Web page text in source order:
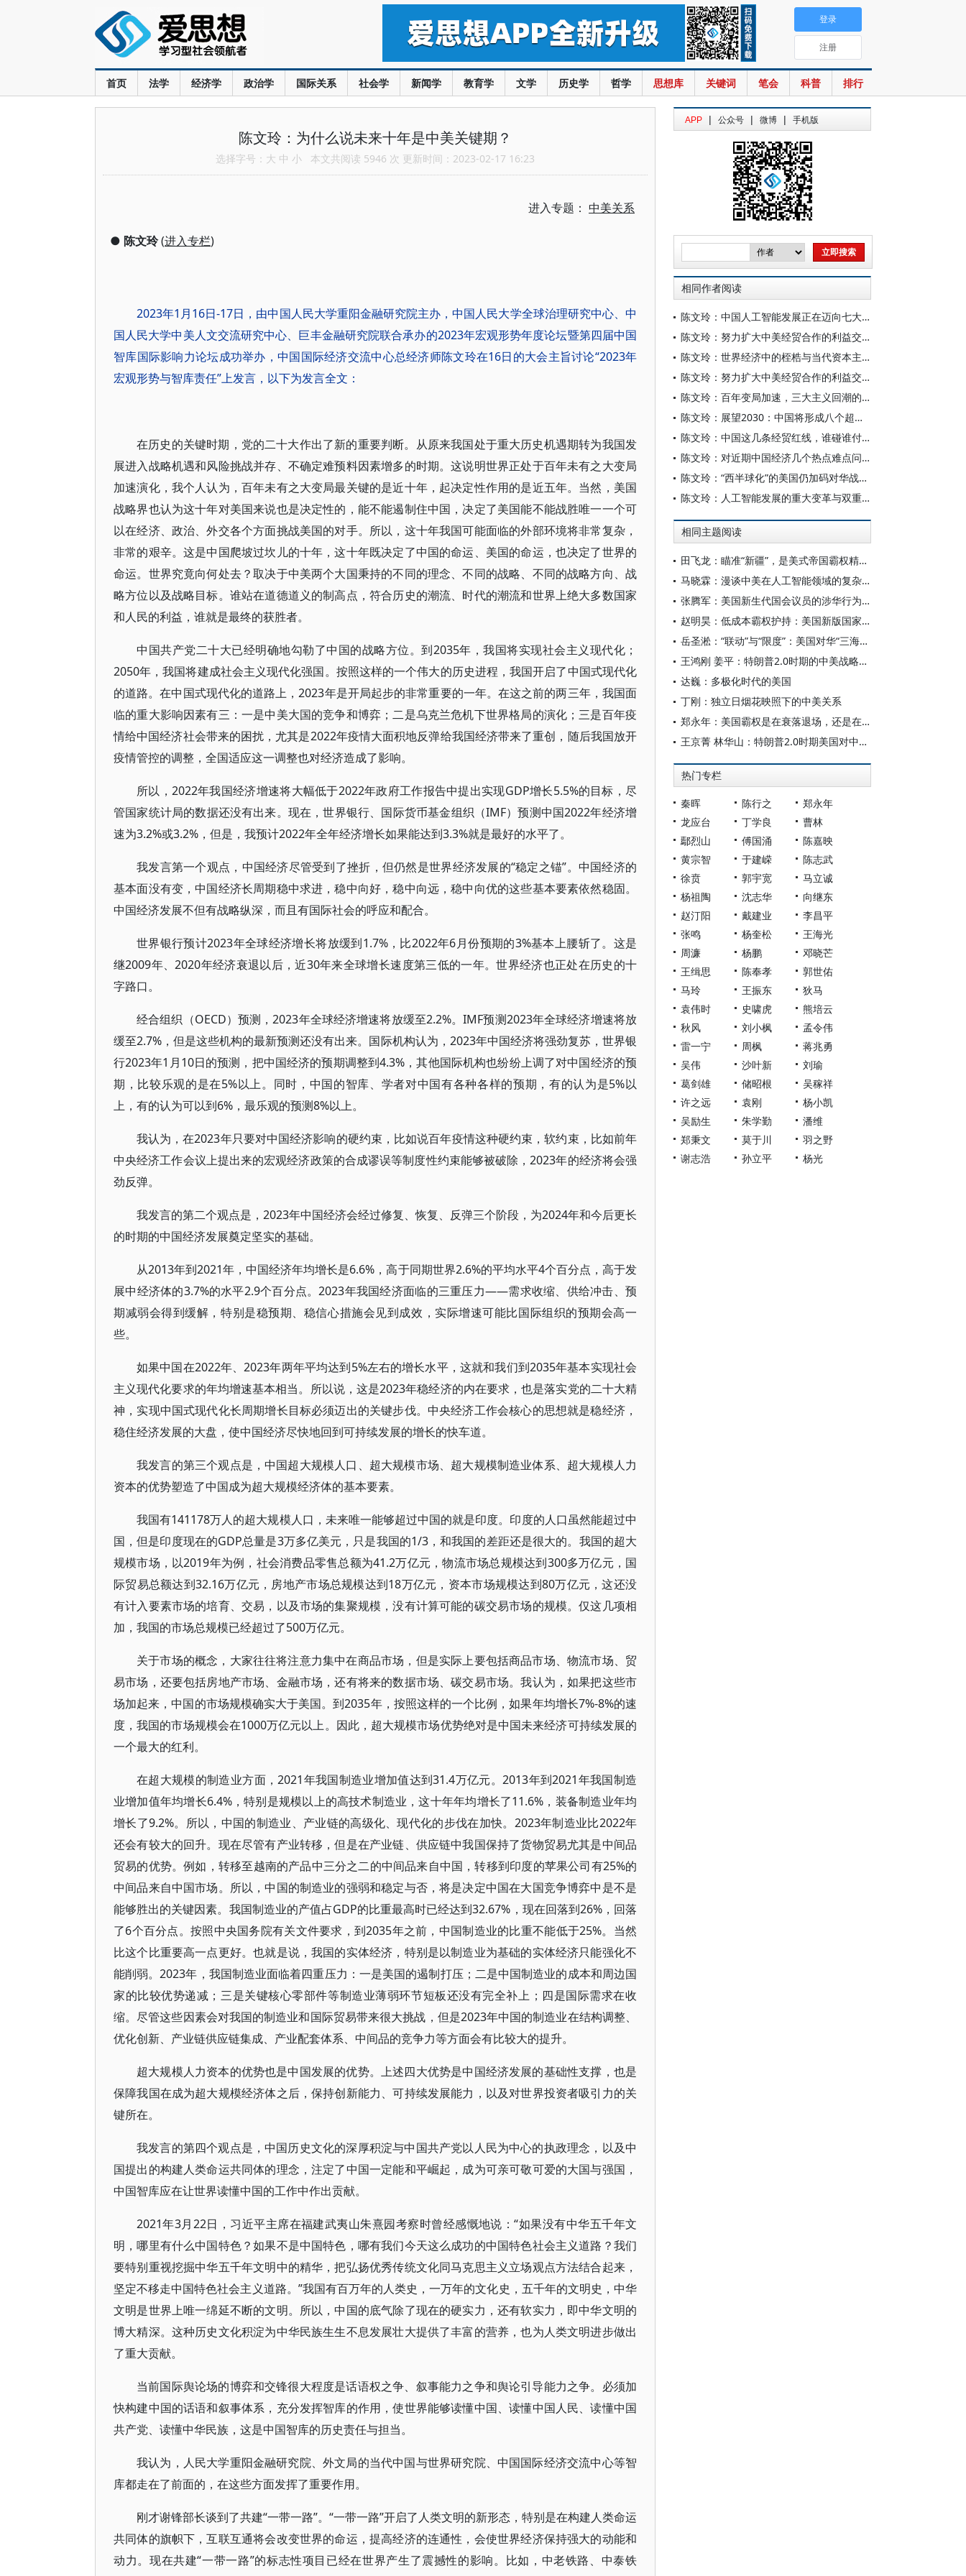
首页 法学 经济学 政治学 国际关系 社会学 新闻学 教育学 文学 历史学 哲学 思想库 关键词 笔会 科普 排行
登录
注册
陈文玲：为什么说未来十年是中美关键期？
选择字号： 大 中 小 本文共阅读 5946 次 更新时间：2023-02-17 16:23
进入专题： 中美关系
● 陈文玲(进入专栏)
2023年1月16日-17日，由中国人民大学重阳金融研究院主办，中国人民大学全球治理研究中心、中
国人民大学中美人文交流研究中心、巨丰金融研究院联合承办的2023年宏观形势年度论坛暨第四届中国
智库国际影响力论坛成功举办，中国国际经济交流中心总经济师陈文玲在16日的大会主旨讨论“2023年
宏观形势与智库责任”上发言，以下为发言全文：
在历史的关键时期，党的二十大作出了新的重要判断。从原来我国处于重大历史机遇期转为我国发
展进入战略机遇和风险挑战并存、不确定难预料因素增多的时期。这说明世界正处于百年未有之大变局
加速演化，我个人认为，百年未有之大变局最关键的是近十年，起决定性作用的是近五年。当然，美国
战略界也认为这十年对美国来说也是决定性的，能不能遏制住中国，决定了美国能不能战胜唯一一个可
以在经济、政治、外交各个方面挑战美国的对手。所以，这十年我国可能面临的外部环境将非常复杂，
非常的艰辛。这是中国爬坡过坎儿的十年，这十年既决定了中国的命运、美国的命运，也决定了世界的
命运。世界究竟向何处去？取决于中美两个大国秉持的不同的理念、不同的战略、不同的战略方向、战
略方位以及战略目标。谁站在道德道义的制高点，符合历史的潮流、时代的潮流和世界上绝大多数国家
和人民的利益，谁就是最终的获胜者。
中国共产党二十大已经明确地勾勒了中国的战略方位。到2035年，我国将实现社会主义现代化；
2050年，我国将建成社会主义现代化强国。按照这样的一个伟大的历史进程，我国开启了中国式现代化
的道路。在中国式现代化的道路上，2023年是开局起步的非常重要的一年。在这之前的两三年，我国面
临的重大影响因素有三：一是中美大国的竞争和博弈；二是乌克兰危机下世界格局的演化；三是百年疫
情给中国经济社会带来的困扰，尤其是2022年疫情大面积地反弹给我国经济带来了重创，随后我国放开
疫情管控的调整，全国适应这一调整也对经济造成了影响。
所以，2022年我国经济增速将大幅低于2022年政府工作报告中提出实现GDP增长5.5%的目标，尽
管国家统计局的数据还没有出来。现在，世界银行、国际货币基金组织（IMF）预测中国2022年经济增
速为3.2%或3.2%，但是，我预计2022年全年经济增长如果能达到3.3%就是最好的水平了。
我发言第一个观点，中国经济尽管受到了挫折，但仍然是世界经济发展的“稳定之锚”。中国经济的
基本面没有变，中国经济长周期稳中求进，稳中向好，稳中向远，稳中向优的这些基本要素依然稳固。
中国经济发展不但有战略纵深，而且有国际社会的呼应和配合。
世界银行预计2023年全球经济增长将放缓到1.7%，比2022年6月份预期的3%基本上腰斩了。这是
继2009年、2020年经济衰退以后，近30年来全球增长速度第三低的一年。世界经济也正处在历史的十
字路口。
经合组织（OECD）预测，2023年全球经济增速将放缓至2.2%。IMF预测2023年全球经济增速将放
缓至2.7%，但是这些机构的最新预测还没有出来。国际机构认为，2023年中国经济将强劲复苏，世界银
行2023年1月10日的预测，把中国经济的预期调整到4.3%，其他国际机构也纷纷上调了对中国经济的预
期，比较乐观的是在5%以上。同时，中国的智库、学者对中国有各种各样的预期，有的认为是5%以
上，有的认为可以到6%，最乐观的预测8%以上。
我认为，在2023年只要对中国经济影响的硬约束，比如说百年疫情这种硬约束，软约束，比如前年
中央经济工作会议上提出来的宏观经济政策的合成谬误等制度性约束能够被破除，2023年的经济将会强
劲反弹。
我发言的第二个观点是，2023年中国经济会经过修复、恢复、反弹三个阶段，为2024年和今后更长
的时期的中国经济发展奠定坚实的基础。
从2013年到2021年，中国经济年均增长是6.6%，高于同期世界2.6%的平均水平4个百分点，高于发
展中经济体的3.7%的水平2.9个百分点。2023年我国经济面临的三重压力——需求收缩、供给冲击、预
期减弱会得到缓解，特别是稳预期、稳信心措施会见到成效，实际增速可能比国际组织的预期会高一
些。
如果中国在2022年、2023年两年平均达到5%左右的增长水平，这就和我们到2035年基本实现社会
主义现代化要求的年均增速基本相当。所以说，这是2023年稳经济的内在要求，也是落实党的二十大精
神，实现中国式现代化长周期增长目标必须迈出的关键步伐。中央经济工作会核心的思想就是稳经济，
稳住经济发展的大盘，使中国经济尽快地回到可持续发展的增长的快车道。
我发言的第三个观点是，中国超大规模人口、超大规模市场、超大规模制造业体系、超大规模人力
资本的优势塑造了中国成为超大规模经济体的基本要素。
我国有141178万人的超大规模人口，未来唯一能够超过中国的就是印度。印度的人口虽然能超过中
国，但是印度现在的GDP总量是3万多亿美元，只是我国的1/3，和我国的差距还是很大的。我国的超大
规模市场，以2019年为例，社会消费品零售总额为41.2万亿元，物流市场总规模达到300多万亿元，国
际贸易总额达到32.16万亿元，房地产市场总规模达到18万亿元，资本市场规模达到80万亿元，这还没
有计入要素市场的培育、交易，以及市场的集聚规模，没有计算可能的碳交易市场的规模。仅这几项相
加，我国的市场总规模已经超过了500万亿元。
关于市场的概念，大家往往将注意力集中在商品市场，但是实际上要包括商品市场、物流市场、贸
易市场，还要包括房地产市场、金融市场，还有将来的数据市场、碳交易市场。我认为，如果把这些市
场加起来，中国的市场规模确实大于美国。到2035年，按照这样的一个比例，如果年均增长7%-8%的速
度，我国的市场规模会在1000万亿元以上。因此，超大规模市场优势绝对是中国未来经济可持续发展的
一个最大的红利。
在超大规模的制造业方面，2021年我国制造业增加值达到31.4万亿元。2013年到2021年我国制造
业增加值年均增长6.4%，特别是规模以上的高技术制造业，这十年年均增长了11.6%，装备制造业年均
增长了9.2%。所以，中国的制造业、产业链的高级化、现代化的步伐在加快。2023年制造业比2022年
还会有较大的回升。现在尽管有产业转移，但是在产业链、供应链中我国保持了货物贸易尤其是中间品
贸易的优势。例如，转移至越南的产品中三分之二的中间品来自中国，转移到印度的苹果公司有25%的
中间品来自中国市场。所以，中国的制造业的强弱和稳定与否，将是决定中国在大国竞争博弈中是不是
能够胜出的关键因素。我国制造业的产值占GDP的比重最高时已经达到32.67%，现在回落到26%，回落
了6个百分点。按照中央国务院有关文件要求，到2035年之前，中国制造业的比重不能低于25%。当然
比这个比重要高一点更好。也就是说，我国的实体经济，特别是以制造业为基础的实体经济只能强化不
能削弱。2023年，我国制造业面临着四重压力：一是美国的遏制打压；二是中国制造业的成本和周边国
家的比较优势递减；三是关键核心零部件等制造业薄弱环节短板还没有完全补上；四是国际需求在收
缩。尽管这些因素会对我国的制造业和国际贸易带来很大挑战，但是2023年中国的制造业在结构调整、
优化创新、产业链供应链集成、产业配套体系、中间品的竞争力等方面会有比较大的提升。
超大规模人力资本的优势也是中国发展的优势。上述四大优势是中国经济发展的基础性支撑，也是
保障我国在成为超大规模经济体之后，保持创新能力、可持续发展能力，以及对世界投资者吸引力的关
键所在。
我发言的第四个观点是，中国历史文化的深厚积淀与中国共产党以人民为中心的执政理念，以及中
国提出的构建人类命运共同体的理念，注定了中国一定能和平崛起，成为可亲可敬可爱的大国与强国，
中国智库应在让世界读懂中国的工作中作出贡献。
2021年3月22日，习近平主席在福建武夷山朱熹园考察时曾经感慨地说：“如果没有中华五千年文
明，哪里有什么中国特色？如果不是中国特色，哪有我们今天这么成功的中国特色社会主义道路？我们
要特别重视挖掘中华五千年文明中的精华，把弘扬优秀传统文化同马克思主义立场观点方法结合起来，
坚定不移走中国特色社会主义道路。”我国有百万年的人类史，一万年的文化史，五千年的文明史，中华
文明是世界上唯一绵延不断的文明。所以，中国的底气除了现在的硬实力，还有软实力，即中华文明的
博大精深。这种历史文化积淀为中华民族生生不息发展壮大提供了丰富的营养，也为人类文明进步做出
了重大贡献。
当前国际舆论场的博弈和交锋很大程度是话语权之争、叙事能力之争和舆论引导能力之争。必须加
快构建中国的话语和叙事体系，充分发挥智库的作用，使世界能够读懂中国、读懂中国人民、读懂中国
共产党、读懂中华民族，这是中国智库的历史责任与担当。
我认为，人民大学重阳金融研究院、外文局的当代中国与世界研究院、中国国际经济交流中心等智
库都走在了前面的，在这些方面发挥了重要作用。
刚才谢锋部长谈到了共建“一带一路”。“一带一路”开启了人类文明的新形态，特别是在构建人类命运
共同体的旗帜下，互联互通将会改变世界的命运，提高经济的连通性，会使世界经济保持强大的动能和
动力。现在共建“一带一路”的标志性项目已经在世界产生了震撼性的影响。比如，中老铁路、中泰铁
APP | 公众号 | 微博 | 手机版
相同作者阅读
陈文玲：中国人工智能发展正在迈向七大跃迁
陈文玲：努力扩大中美经贸合作的利益交汇点——相向而行 在博弈中实现共生
陈文玲：世界经济中的桎梏与当代资本主义危机
陈文玲：努力扩大中美经贸合作的利益交汇点 为世界经济注入更多的确定性与稳定性
陈文玲：百年变局加速，三大主义回潮的深层冲击
陈文玲：展望2030：中国将形成八个超大规模场景
陈文玲：中国这几条经贸红线，谁碰谁付出代价
陈文玲：对近期中国经济几个热点难点问题的深度解析
陈文玲：“西半球化”的美国仍加码对华战略，中国需构筑四条经贸底线
陈文玲：人工智能发展的重大变革与双重场景
相同主题阅读
田飞龙：瞄准“新疆”，是美式帝国霸权精心酝酿的专项行动
马晓霖：漫谈中美在人工智能领域的复杂博弈
张腾军：美国新生代国会议员的涉华行为及其影响探析
赵明昊：低成本霸权护持：美国新版国家安全战略与中美博弈
岳圣淞：“联动”与“限度”：美国对华“三海联动”战略探析
王鸿刚 姜平：特朗普2.0时期的中美战略相持与中国的战略运筹
达巍：多极化时代的美国
丁刚：独立日烟花映照下的中美关系
郑永年：美国霸权是在衰落退场，还是在转质转型？
王京菁 林华山：特朗普2.0时期美国对中国统战领域的干涉风险、限度与应对
热门专栏
秦晖 陈行之
郑永年
龙应台
丁学良
曹林
鄢烈山
傅国涌
陈嘉映
黄宗智
于建嵘
陈志武
徐贲
郭宇宽
马立诚
杨祖陶
沈志华
向继东
赵汀阳
戴建业
李昌平
张鸣
杨奎松
王海光
周濂
杨鹏
邓晓芒
王缉思
陈奉孝
郭世佑
马玲
王振东
狄马
袁伟时
史啸虎
熊培云
秋风
刘小枫
孟令伟
雷一宁
周枫
蒋兆勇
吴伟
沙叶新
刘瑜
葛剑雄
储昭根
吴稼祥
许之远
袁刚
杨小凯
吴励生
朱学勤
潘维
郑秉文
莫于川
羽之野
谢志浩
孙立平 杨光